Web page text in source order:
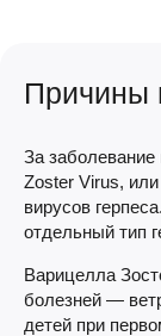
Причины
За заболевание
Zoster Virus,
вирусов
отдельный тип
Варицелла
болезней —
детей при